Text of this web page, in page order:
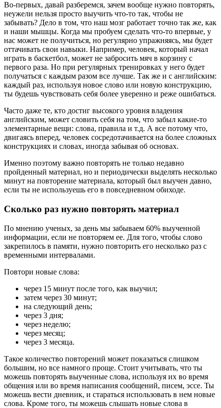
Во-первых, давай разберемся, зачем вообще нужно повторять,
неужели нельзя просто выучить что-то так, чтобы не
забывать? Дело в том, что наш мозг работает точно так же, как
и наши мышцы. Когда мы пробуем сделать что-то впервые, у
нас может не получиться, но регулярно упражняясь, мы будет
оттачивать свои навыки. Например, человек, который начал
играть в баскетбол, может не забросить мяч в корзину с
первого раза. Но при регулярных тренировках у него будет
получаться с каждым разом все лучше. Так же и с английским:
каждый раз, используя новое слово или новую конструкцию,
ты будешь чувствовать себя более уверенно и реже ошибаться.
Часто даже те, кто достиг высокого уровня владения
английским, может словить себя на том, что забыл какие-то
элементарные вещи: слова, правила и т.д. А все потому что,
двигаясь вперед, человек сосредотачивается на более сложных
конструкциях и словах, иногда забывая об основах.
Именно поэтому важно повторять не только недавно
пройденный материал, но и периодически выделять несколько
минут на повторение материала, который был выучен давно,
если ты не используешь его в повседневном обиходе.
Сколько раз нужно повторять материал
По мнению ученых, за день мы забываем 60% выученной
информации, если не повторяем ее. Для того, чтобы слово
закрепилось в памяти, нужно повторить его несколько раз с
временными интервалами.
Повтори новые слова:
через 15 минут после того, как выучил;
затем через 30 минут;
на следующий день;
через 3 дня;
через неделю;
через месяц;
через 3 месяца.
Такое количество повторений может показаться слишком
большим, но все намного проще. Стоит учитывать, что ты
можешь повторять выученные слова, используя их во время
общения или во время написания сообщений, писем, эссе. Ты
можешь вести дневник, и стараться использовать в нем новые
слова. Кроме того, ты можешь слышать новые слова в